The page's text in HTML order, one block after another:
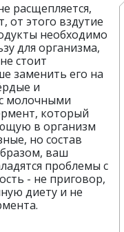
расщепляется,
от этого вздутие
необходимо
для организма,
стоит
заменить его на
и
молочными
который
в организм
но состав
ваш
проблемы с
- не приговор,
диету и не